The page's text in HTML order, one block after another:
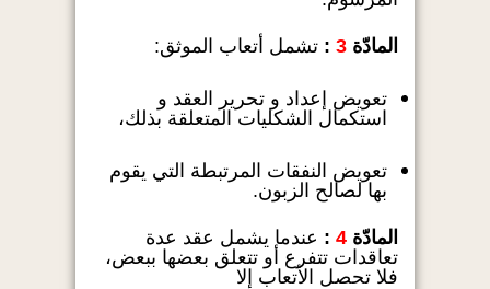
المادّة 3
: تشمل أتعاب الموثق:
تعويض إعداد و تحرير العقد و
استكمال الشكليات المتعلقة بذلك،
تعويض النفقات المرتبطة التي يقوم
بها لصالح الزبون.
المادّة 4
: عندما يشمل عقد عدة
تعاقدات تتفرع أو تتعلق بعضها ببعض،
فلا تحصل الأتعاب إلا